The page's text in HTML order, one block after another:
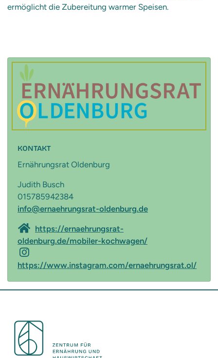
ermöglicht die Zubereitung warmer Speisen.
KONTAKT
Ernährungsrat Oldenburg
Judith Busch
015785942384
info@ernaehrungsrat-oldenburg.de
https://ernaehrungsrat-
oldenburg.de/mobiler-kochwagen/
https://www.instagram.com/ernaehrungsrat.ol/